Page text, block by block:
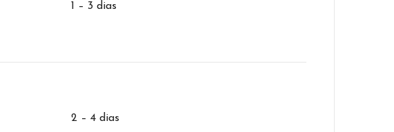
1 – 3 dias
2 – 4 dias